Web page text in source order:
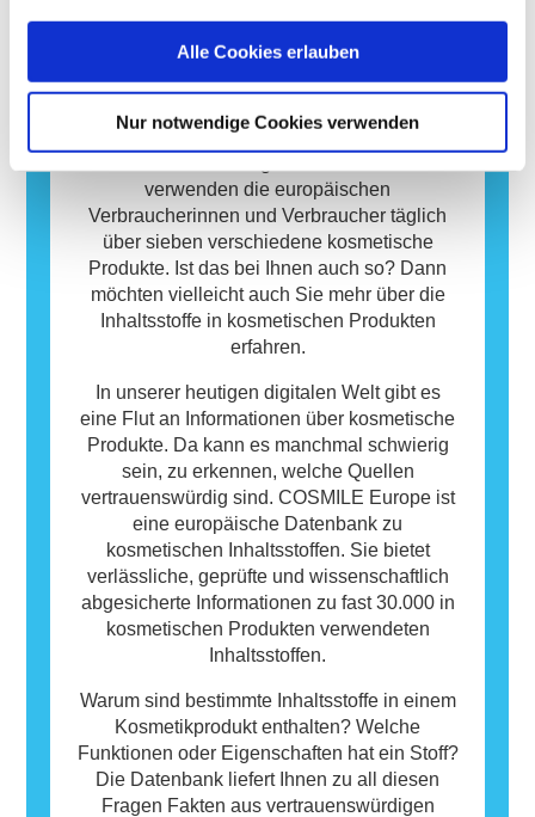
Alle Cookies erlauben
Nur notwendige Cookies verwenden
Körperpflegeprodukte können Inhaltsstoffe
enthalten, die bei manchen Menschen eine
jedoch nicht, dass das Produkt für andere
Datenbank
Kosmetische Produkte sind wichtig für uns
Menschen und spielen eine essenzielle Rolle
verwenden die europäischen
Verbraucherinnen und Verbraucher täglich
über sieben verschiedene kosmetische
Produkte. Ist das bei Ihnen auch so? Dann
möchten vielleicht auch Sie mehr über die
Inhaltsstoffe in kosmetischen Produkten
erfahren.
In unserer heutigen digitalen Welt gibt es
eine Flut an Informationen über kosmetische
Produkte. Da kann es manchmal schwierig
sein, zu erkennen, welche Quellen
vertrauenswürdig sind. COSMILE Europe ist
eine europäische Datenbank zu
kosmetischen Inhaltsstoffen. Sie bietet
verlässliche, geprüfte und wissenschaftlich
abgesicherte Informationen zu fast 30.000 in
kosmetischen Produkten verwendeten
Inhaltsstoffen.
Warum sind bestimmte Inhaltsstoffe in einem
Kosmetikprodukt enthalten? Welche
Funktionen oder Eigenschaften hat ein Stoff?
Die Datenbank liefert Ihnen zu all diesen
Fragen Fakten aus vertrauenswürdigen